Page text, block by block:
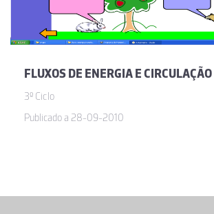
3º Ciclo
Publicado a 28-09-2010